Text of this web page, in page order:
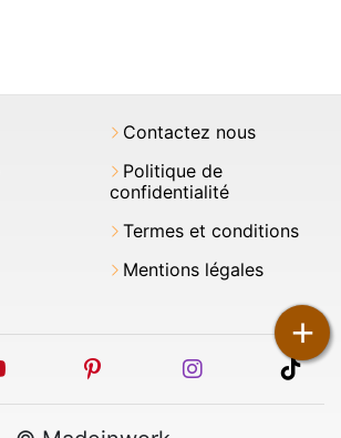
+
Contactez nous
Politique de
confidentialité
Termes et conditions
Mentions légales
youtube pinterest instagram